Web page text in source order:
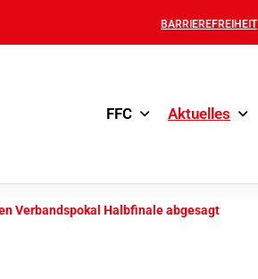
BARRIEREFREIHEIT
FFC Aktuelles
Verbandspokal Halbfinale abgesagt